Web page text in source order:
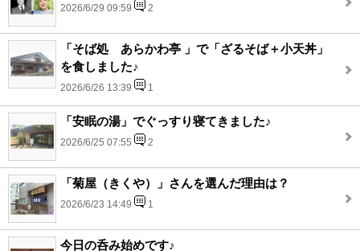
2026/6/29 09:59 2
「そば処 あらかわ亭 」で「ざるそば＋小天丼」
を食しました♪
2026/6/26 13:39 1
「安眠の湯」でぐっすり寝てきました♪
2026/6/25 07:55 2
「菊屋（きくや）」さんを選んだ理由は？
2026/6/23 14:49 1
今日の呑み始めです♪